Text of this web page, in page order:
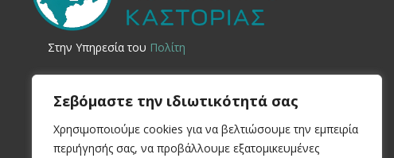
Σεβόμαστε την ιδιωτικότητά σας
Χρησιμοποιούμε cookies για να βελτιώσουμε την εμπειρία
περιήγησής σας, να προβάλλουμε εξατομικευμένες
Στην Yπηρεσία του Πολίτη